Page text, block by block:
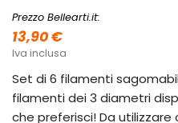
Prezzo Bellearti.it:
13,90 €
Iva inclusa
Set di 6 filamenti
filamenti dei 3 diametri
che preferisci! Da utilizzare